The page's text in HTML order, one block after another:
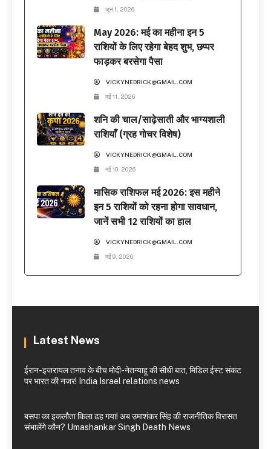
जून 1, 2026
May 2026: मई का महीना इन 5
राशियों के लिए रहेगा बेहद शुभ, छप्पर
फाड़कर बरसेगा पैसा
VICKYNEDRICK@GMAIL.COM
मई 11, 2026
शनि की चाल/साढ़ेसाती और भाग्यशाली
राशियाँ (ग्रह गोचर विशेष)
VICKYNEDRICK@GMAIL.COM
मई 10, 2026
मासिक राशिफल मई 2026: इस महीने
इन 5 राशियों को रहना होगा सावधान,
जानें सभी 12 राशियों का हाल
VICKYNEDRICK@GMAIL.COM
मई 9, 2026
Latest News
ईरान-इजरायल तनाव के बीच मोदी-नेतन्याहू की सीधी बात, मिडिल ईस्ट संकट
पर भारत की नजर! India Israel relations news
बसपा का इकलौता किला ढह गया! अब उमाशंकर सिंह की राजनीतिक विरासत
संभालेंगे कौन? Umashankar Singh Death News